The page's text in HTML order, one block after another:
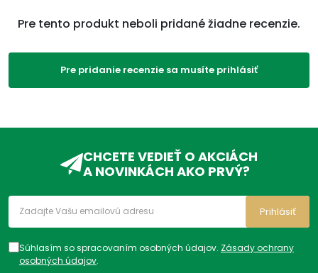
Pre tento produkt neboli pridané žiadne recenzie.
Pre pridanie recenzie sa musíte prihlásiť
CHCETE VEDIEŤ O AKCIÁCH
A NOVINKÁCH AKO PRVÝ?
Súhlasím so spracovaním osobných údajov. Zásady ochrany
osobných údajov.
Prihlásiť